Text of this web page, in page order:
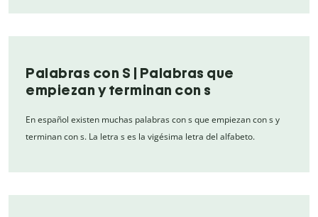
Palabras con S | Palabras que
empiezan y terminan con s
En español existen muchas palabras con s que empiezan con s y
terminan con s. La letra s es la vigésima letra del alfabeto.